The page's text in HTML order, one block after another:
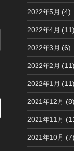
2022年5月 (4)
2022年4月 (11)
2022年3月 (6)
2022年2月 (11)
2022年1月 (11)
2021年12月 (8)
2021年11月
2021年10月 (7)